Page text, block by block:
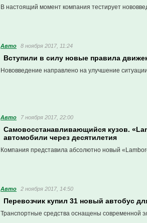
В настоящий момент компания тестирует
Авто 8 ноября 2017, 11:24
Вступили в силу новые правила
Нововведение направлено на улучшение
Авто 7 ноября 2017, 22:00
Самовосстанавливающийся кузов.
автомобили через десятилетия
Компания представила абсолютно новый
Авто 2 ноября 2017, 14:50
Перевозчик купил 31 новый автобус
Транспортные средства оснащены современной